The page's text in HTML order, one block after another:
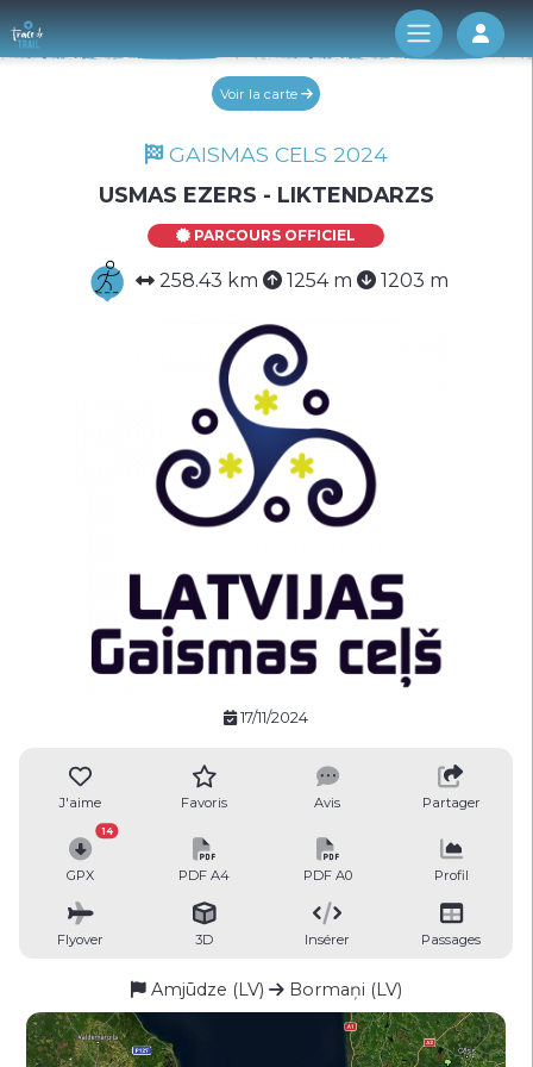
Log
Voir la carte
GAISMAS CELS 2024
USMAS EZERS - LIKTENDARZS
PARCOURS OFFICIEL
258.43 km 1254 m 1203 m
17/11/2024
J'aime Favoris Avis Partager
GPX
14
PDF A4 PDF A0 Profil
Flyover 3D Insérer Passages
Amjūdze (LV) Bormaņi (LV)